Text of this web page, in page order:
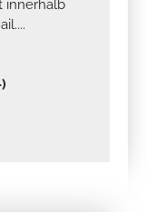
innerhalb